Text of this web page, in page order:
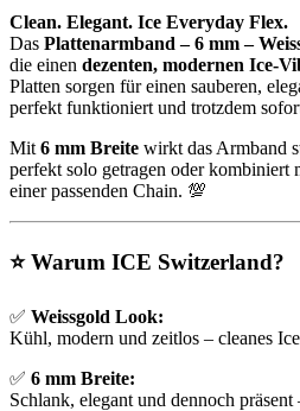
Clean. Elegant. Ice Everyday Flex.
Das Plattenarmband – 6 mm –
die einen dezenten, modernen Ice-
Platten sorgen für einen sauberen,
perfekt funktioniert und trotzdem
Mit 6 mm Breite wirkt das Armband
perfekt solo getragen oder kombiniert
einer passenden Chain. 💯
⭐ Warum ICE Switzerland?
✅ Weissgold Look:
Kühl, modern und zeitlos – cleanes
✅ 6 mm Breite:
Schlank, elegant und dennoch